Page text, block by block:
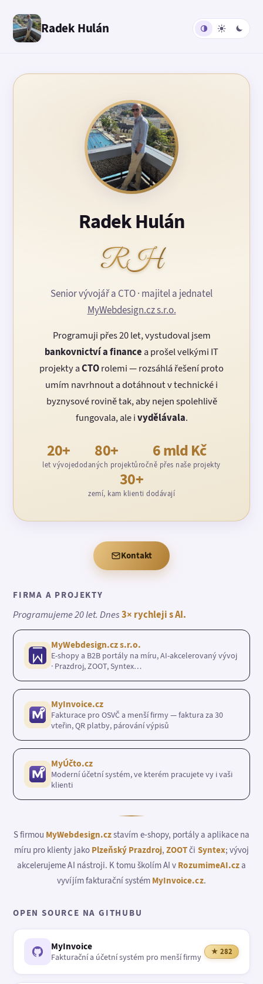
Radek Hulán
Radek Hulán
RH
Senior vývojář a CTO · majitel a jednatel
MyWebdesign.cz s.r.o.
Programuji přes 20 let, vystudoval jsem
bankovnictví a finance a prošel velkými IT
projekty aCTOrolemi — rozsáhlá řešení proto
umím navrhnout a dotáhnout v technické i
byznysové rovině tak, aby nejen spolehlivě
fungovala, ale ivydělávala.
20+
let vývoje
80+
dodaných projektů
6 mld Kč
ročně přes naše projekty
30+
zemí, kam klienti dodávají
Kontakt
FIRMA A PROJEKTY
Programujeme 20 let. Dnes3× rychleji s AI.
MyWebdesign.cz s.r.o.
E-shopy a B2B portály na míru, AI-akcelerovaný vývoj
· Prazdroj, ZOOT, Syntex…
MyInvoice.cz
Fakturace pro OSVČ a menší firmy — faktura za 30
vteřin, QR platby, párování výpisů
MyÚčto.cz
Moderní účetní systém, ve kterém pracujete vy i vaši
klienti
S firmou MyWebdesign.czstavím e-shopy, portály a aplikace na
míru pro klienty jako Plzeňský Prazdroj,ZOOTči Syntex; vývoj
akcelerujeme AI nástroji. K tomu školím AI v RozumimeAI.cza
vyvíjím fakturační systém MyInvoice.cz.
OPEN SOURCE NA GITHUBU
MyInvoice
Fakturační a účetní systém pro menší firmy
★ 282